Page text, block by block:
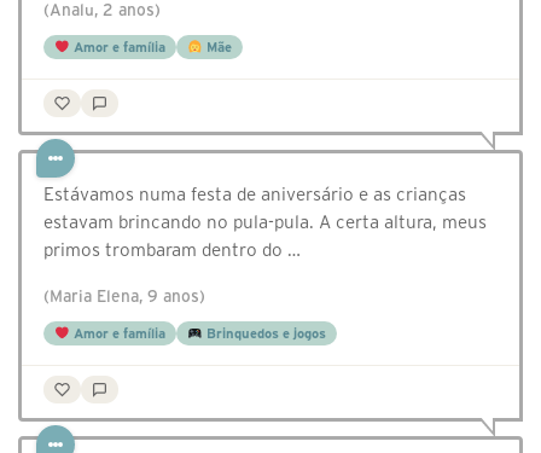
(Analu, 2 anos)
Amor e família Mãe
Estávamos numa festa de aniversário e as crianças
estavam brincando no pula-pula. A certa altura, meus
primos trombaram dentro do …
(Maria Elena, 9 anos)
Amor e família Brinquedos e jogos